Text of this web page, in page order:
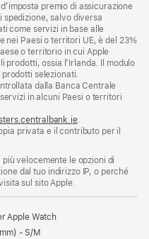
premio di assicurazione
spedizione, salvo diversa
come servizi in base alle
nei Paesi o territori UE, è del 23%
o territorio in cui Apple
prodotti, ossia l’Irlanda. Il modulo
selezionati.
dalla Banca Centrale
in alcuni Paesi o territori
.
privata e il contributo per il
velocemente le opzioni di
dal tuo indirizzo IP, o perché
sul sito Apple.
Apple Watch
- S/M